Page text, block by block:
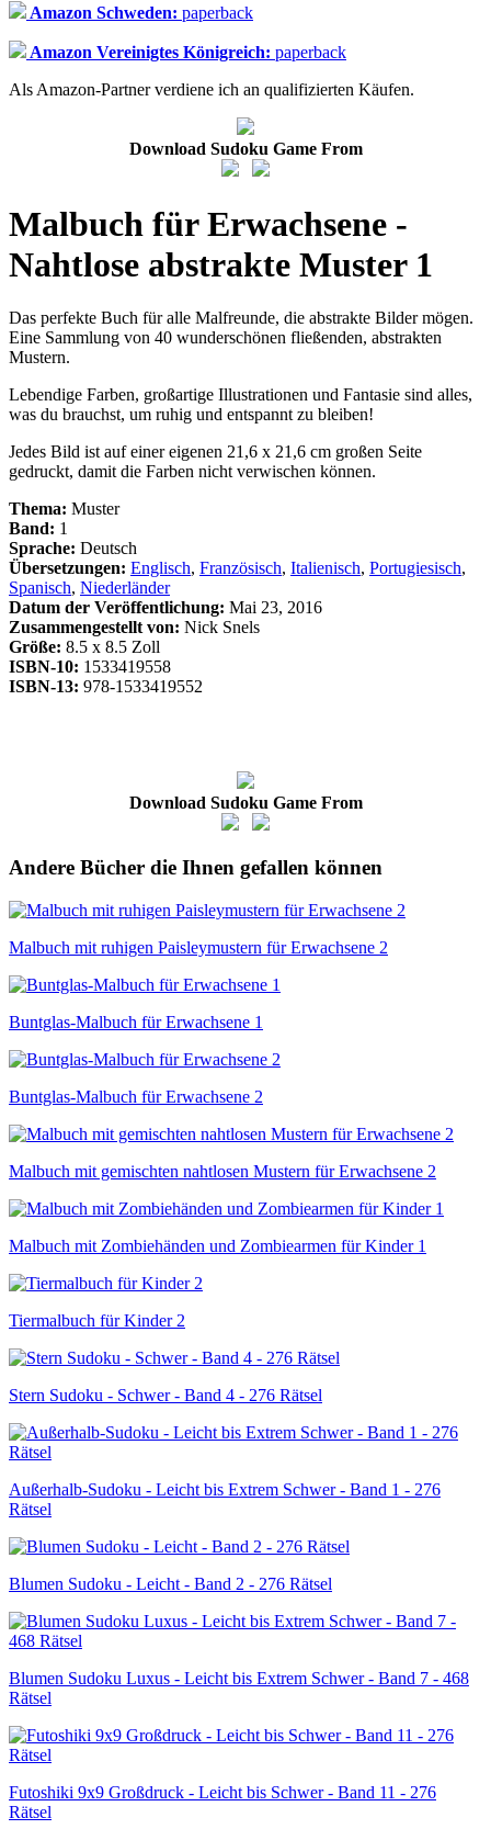
Amazon Schweden: paperback
Amazon Vereinigtes Königreich: paperback
Als Amazon-Partner verdiene ich an qualifizierten Käufen.
Download Sudoku Game From
Malbuch für Erwachsene -
Nahtlose abstrakte Muster 1
Das perfekte Buch für alle Malfreunde, die abstrakte Bilder mögen.
Eine Sammlung von 40 wunderschönen fließenden, abstrakten
Mustern.
Lebendige Farben, großartige Illustrationen und Fantasie sind alles,
was du brauchst, um ruhig und entspannt zu bleiben!
Jedes Bild ist auf einer eigenen 21,6 x 21,6 cm großen Seite
gedruckt, damit die Farben nicht verwischen können.
Thema: Muster
Band: 1
Sprache: Deutsch
Übersetzungen: Englisch, Französisch, Italienisch, Portugiesisch,
Spanisch, Niederländer
Datum der Veröffentlichung: Mai 23, 2016
Zusammengestellt von: Nick Snels
Größe: 8.5 x 8.5 Zoll
ISBN-10: 1533419558
ISBN-13: 978-1533419552
Download Sudoku Game From
Andere Bücher die Ihnen gefallen können
Malbuch mit ruhigen Paisleymustern für Erwachsene 2
Buntglas-Malbuch für Erwachsene 1
Buntglas-Malbuch für Erwachsene 2
Malbuch mit gemischten nahtlosen Mustern für Erwachsene 2
Malbuch mit Zombiehänden und Zombiearmen für Kinder 1
Tiermalbuch für Kinder 2
Stern Sudoku - Schwer - Band 4 - 276 Rätsel
Außerhalb-Sudoku - Leicht bis Extrem Schwer - Band 1 - 276
Rätsel
Blumen Sudoku - Leicht - Band 2 - 276 Rätsel
Blumen Sudoku Luxus - Leicht bis Extrem Schwer - Band 7 - 468
Rätsel
Futoshiki 9x9 Großdruck - Leicht bis Schwer - Band 11 - 276
Rätsel